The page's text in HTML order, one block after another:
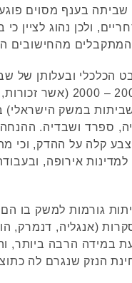
שביתה בענף מסוים
ולכן נהוג לציין כי
המתקבלים מהחישובים
הכלכלי ובעלותן של
את עלות השביתות בשנים
רוויות שביתות במשק
ספרד ושבדיה.
קלה על ההדק, וכי
אירופה,
גורמות למשק בו הם
(אנגליה, דנמרק,
במידה הרבה ביותר,
הנזק שנגרם לה